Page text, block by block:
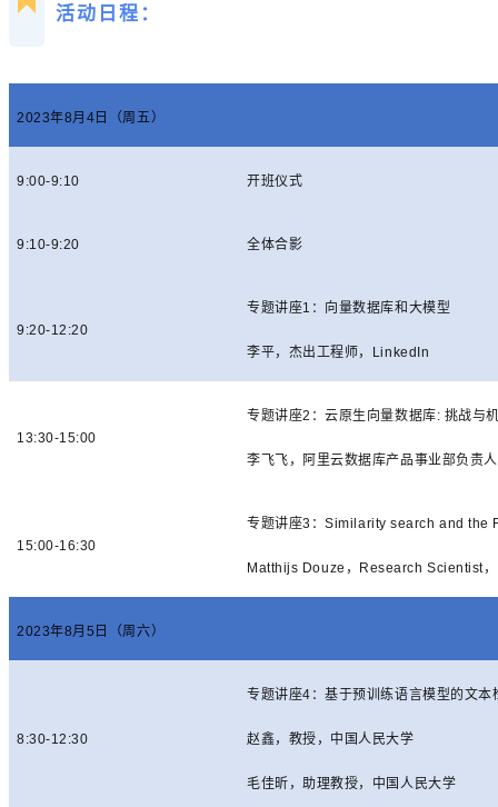
活动日程：
2023年8月 4 日（周五）
9:00-9:10 开班仪式
9:10-9:20 全体合影
9:20-12:20
专题讲座1 ：向量数据库和大模型
李平，杰出工程师， LinkedIn
13:30-15:00
专题讲座2 ：云原生向量数据库: 挑战与
李飞飞，阿里云数据库产品事业部负责人
15:00-16:30
专题讲座3 ：Similarity search and the
Matthijs Douze ， Research Scientist，
2023年8月 5 日（周六）
8:30-12:30
专题讲座4 ：基于预训练语言模型的文本
赵鑫，教授，中国人民大学
毛佳昕，助理教授，中国人民大学